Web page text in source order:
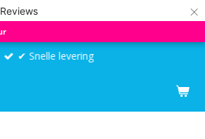
Reviews ×
✔ Snelle levering